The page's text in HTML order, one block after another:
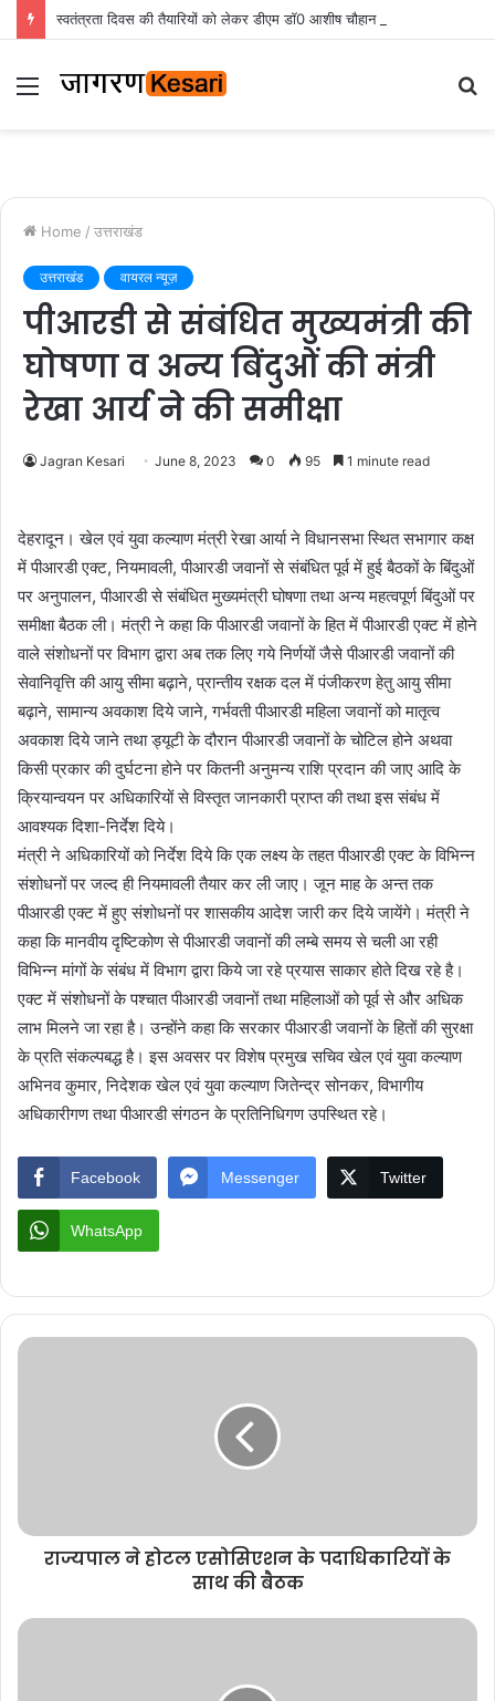
Menu
Home / उत्तराखंड
उत्तराखंड वायरल न्यूज़
पीआरडी से संबंधित मुख्यमंत्री की
घोषणा व अन्य बिंदुओं की मंत्री
रेखा आर्य ने की समीक्षा
Jagran Kesari June 8, 2023 0 95 1 minute read
देहरादून। खेल एवं युवा कल्याण मंत्री रेखा आर्या ने विधानसभा स्थित सभागार कक्ष
में पीआरडी एक्ट, नियमावली, पीआरडी जवानों से संबंधित पूर्व में हुई बैठकों के बिंदुओं
पर अनुपालन, पीआरडी से संबंधित मुख्यमंत्री घोषणा तथा अन्य महत्वपूर्ण बिंदुओं पर
समीक्षा बैठक ली। मंत्री ने कहा कि पीआरडी जवानों के हित में पीआरडी एक्ट में होने
वाले संशोधनों पर विभाग द्वारा अब तक लिए गये निर्णयों जैसे पीआरडी जवानों की
सेवानिवृत्ति की आयु सीमा बढ़ाने, प्रान्तीय रक्षक दल में पंजीकरण हेतु आयु सीमा
बढ़ाने, सामान्य अवकाश दिये जाने, गर्भवती पीआरडी महिला जवानों को मातृत्व
अवकाश दिये जाने तथा ड्यूटी के दौरान पीआरडी जवानों के चोटिल होने अथवा
किसी प्रकार की दुर्घटना होने पर कितनी अनुमन्य राशि प्रदान की जाए आदि के
क्रियान्वयन पर अधिकारियों से विस्तृत जानकारी प्राप्त की तथा इस संबंध में
आवश्यक दिशा-निर्देश दिये।
मंत्री ने अधिकारियों को निर्देश दिये कि एक लक्ष्य के तहत पीआरडी एक्ट के विभिन्न
संशोधनों पर जल्द ही नियमावली तैयार कर ली जाए। जून माह के अन्त तक
पीआरडी एक्ट में हुए संशोधनों पर शासकीय आदेश जारी कर दिये जायेंगे। मंत्री ने
कहा कि मानवीय दृष्टिकोण से पीआरडी जवानों की लम्बे समय से चली आ रही
विभिन्न मांगों के संबंध में विभाग द्वारा किये जा रहे प्रयास साकार होते दिख रहे है।
एक्ट में संशोधनों के पश्चात पीआरडी जवानों तथा महिलाओं को पूर्व से और अधिक
लाभ मिलने जा रहा है। उन्होंने कहा कि सरकार पीआरडी जवानों के हितों की सुरक्षा
के प्रति संकल्पबद्ध है। इस अवसर पर विशेष प्रमुख सचिव खेल एवं युवा कल्याण
अभिनव कुमार, निदेशक खेल एवं युवा कल्याण जितेन्द्र सोनकर, विभागीय
अधिकारीगण तथा पीआरडी संगठन के प्रतिनिधिगण उपस्थित रहे।
Facebook Messenger Twitter
WhatsApp
राज्यपाल ने होटल एसोसिएशन के पदाधिकारियों के
साथ की बैठक